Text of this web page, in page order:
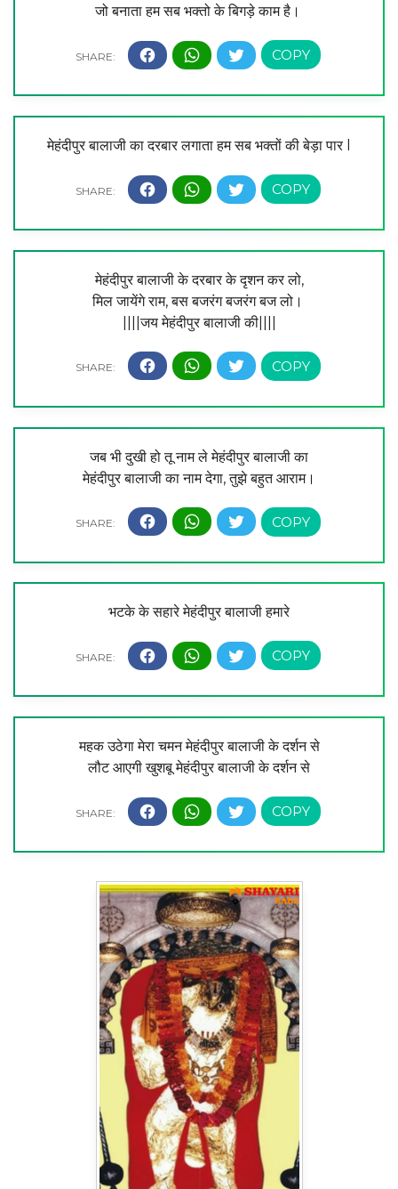
जो बनाता हम सब भक्तो के बिगड़े काम है।
मेहंदीपुर बालाजी का दरबार लगाता हम सब भक्तों की बेड़ा पार l
मेहंदीपुर बालाजी के दरबार के दृशन कर लो,
मिल जायेंगे राम, बस बजरंग बजरंग बज लो।
||||जय मेहंदीपुर बालाजी की||||
जब भी दुखी हो तू नाम ले मेहंदीपुर बालाजी का
मेहंदीपुर बालाजी का नाम देगा, तुझे बहुत आराम।
भटके के सहारे मेहंदीपुर बालाजी हमारे
महक उठेगा मेरा चमन मेहंदीपुर बालाजी के दर्शन से
लौट आएगी खुशबू मेहंदीपुर बालाजी के दर्शन से